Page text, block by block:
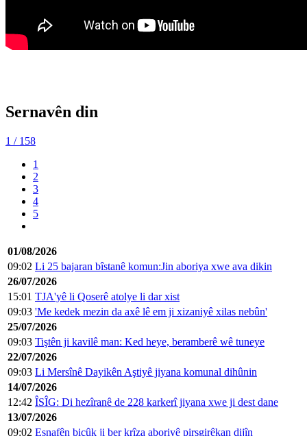
Sernavên din
1 / 158
1
2
3
4
5
01/08/2026
09:02 Li 25 bajaran bîstanê komun:Jin aboriya xwe ava dikin
26/07/2026
15:01 TJA'yê li Qoserê atolye li dar xist
09:03 'Me kedek mezin da axê lê em ji xizaniyê xilas nebûn'
25/07/2026
09:03 Tiştên ji kavilê man: Ked heye, beramberê wê tuneye
22/07/2026
09:03 Li Mersînê Dayikên Aştiyê jiyana komunal dihûnin
14/07/2026
12:42 ÎSÎG: Di hezîranê de 228 karkerî jiyana xwe ji dest dane
13/07/2026
09:02 Esnafên biçûk ji ber krîza aboriyê pirsgirêkan dijîn